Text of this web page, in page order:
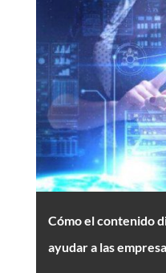
Cómo el contenido
ayudar a las